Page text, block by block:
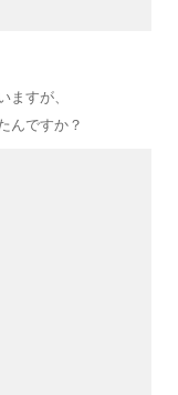
すが、
んですか？